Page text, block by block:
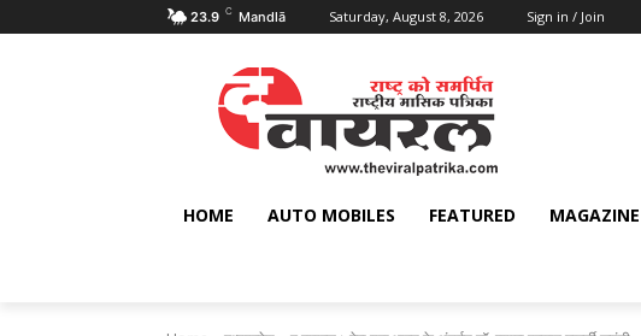
23.9 C Mandlā Saturday, August 8, 2026 Sign in / Join
HOME AUTO MOBILES FEATURED MAGAZINE